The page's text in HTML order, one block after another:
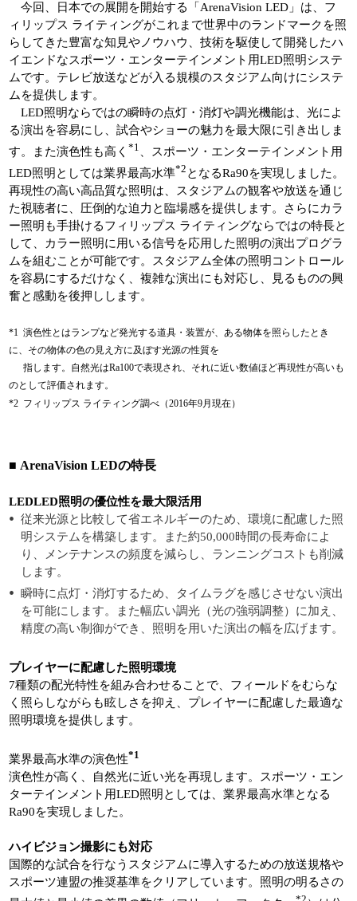
今回、日本での展開を開始する「ArenaVision LED」は、フ
ィリップス ライティングがこれまで世界中のランドマークを照
らしてきた豊富な知見やノウハウ、技術を駆使して開発したハ
イエンドなスポーツ・エンターテインメント用LED照明システ
ムです。テレビ放送などが入る規模のスタジアム向けにシステ
ムを提供します。
LED照明ならではの瞬時の点灯・消灯や調光機能は、光によ
る演出を容易にし、試合やショーの魅力を最大限に引き出しま
す。また演色性も高く *1
、スポーツ・エンターテインメント用
LED照明としては業界最高水準*2 となるRa90を実現しました。
再現性の高い高品質な照明は、スタジアムの観客や放送を通じ
た視聴者に、圧倒的な迫力と臨場感を提供します。さらにカラ
ー照明も手掛けるフィリップス ライティングならではの特長と
して、カラー照明に用いる信号を応用した照明の演出プログラ
ムを組むことが可能です。スタジアム全体の照明コントロール
を容易にするだけなく、複雑な演出にも対応し、見るものの興
奮と感動を後押しします。
*1 演色性とはランプなど発光する道具・装置が、ある物体を照らしたとき
に、その物体の色の見え方に及ぼす光源の性質を
指します。自然光はRa100で表現され、それに近い数値ほど再現性が高いも
のとして評価されます。
*2 フィリップス ライティング調べ（2016年9月現在）
■ ArenaVision LEDの特長
LEDLED照明の優位性を最大限活用
従来光源と比較して省エネルギーのため、環境に配慮した照
明システムを構築します。また約50,000時間の長寿命によ
り、メンテナンスの頻度を減らし、ランニングコストも削減
します。
瞬時に点灯・消灯するため、タイムラグを感じさせない演出
を可能にします。また幅広い調光（光の強弱調整）に加え、
精度の高い制御ができ、照明を用いた演出の幅を広げます。
プレイヤーに配慮した照明環境
7種類の配光特性を組み合わせることで、フィールドをむらな
く照らしながらも眩しさを抑え、プレイヤーに配慮した最適な
照明環境を提供します。
業界最高水準の演色性*1
演色性が高く、自然光に近い光を再現します。スポーツ・エン
ターテインメント用LED照明としては、業界最高水準となる
Ra90を実現しました。
ハイビジョン撮影にも対応
国際的な試合を行なうスタジアムに導入するための放送規格や
スポーツ連盟の推奨基準をクリアしています。照明の明るさの